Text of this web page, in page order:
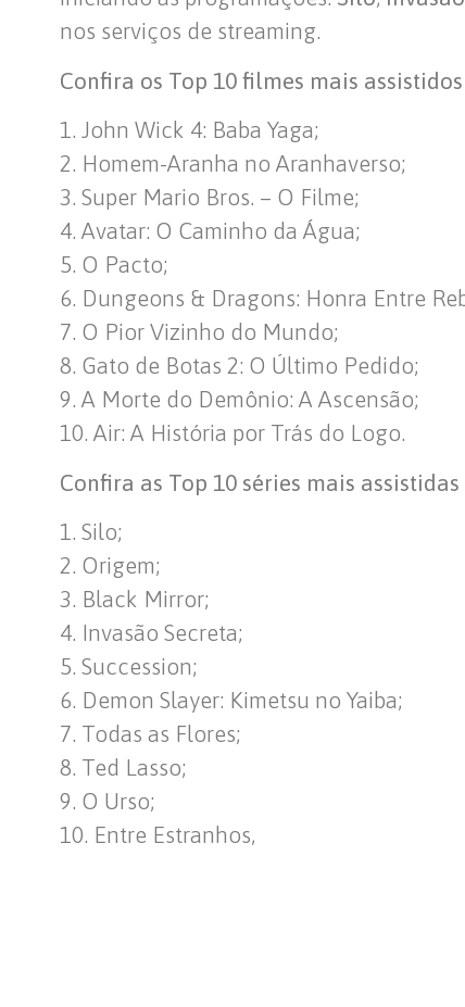
nos serviços de streaming.
Confira os Top 10 filmes mais
1. John Wick 4: Baba Yaga;
2. Homem-Aranha no Aranhaverso;
3. Super Mario Bros. – O Filme;
4. Avatar: O Caminho da Água;
5. O Pacto;
6. Dungeons & Dragons: Honra Entre
7. O Pior Vizinho do Mundo;
8. Gato de Botas 2: O Último Pedido;
9. A Morte do Demônio: A Ascensão;
10. Air: A História por Trás do Logo.
Confira as Top 10 séries mais
1. Silo;
2. Origem;
3. Black Mirror;
4. Invasão Secreta;
5. Succession;
6. Demon Slayer: Kimetsu no Yaiba;
7. Todas as Flores;
8. Ted Lasso;
9. O Urso;
10. Entre Estranhos,